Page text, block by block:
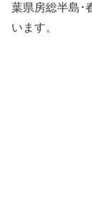
葉県房総半島･
います。